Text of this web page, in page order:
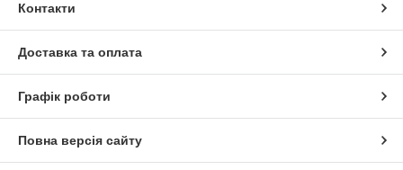
Контакти
Доставка та оплата
Графік роботи
Повна версія сайту